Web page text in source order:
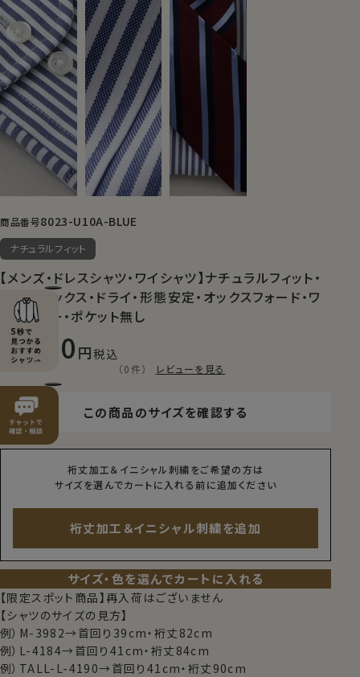
商品番号8023-U10A-BLUE
ナチュラルフィット
【メンズ・ドレスシャツ・ワイシャツ】ナチュラルフィット・
クールマックス・ドライ・形態安定・オックスフォード・ワ
イドカラー・ポケット無し
7,150 税込
（0件） レビューを見る
この商品のサイズを確認する
裄丈加工＆イニシャル刺繍をご希望の方は
サイズを選んでカートに入れる前に追加ください
裄丈加工＆イニシャル刺繍を追加
サイズ・色を選んでカートに入れる
【限定スポット商品】再入荷はございません
【シャツのサイズの見方】
例）M-3982→首回り39cm・裄丈82cm
例）L-4184→首回り41cm・裄丈84cm
例）TALL-L-4190→首回り41cm・裄丈90cm